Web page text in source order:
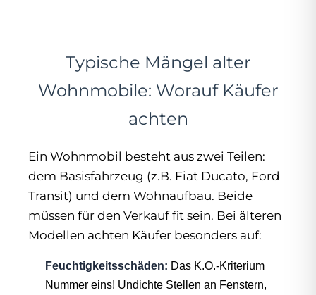
Typische Mängel alter
Wohnmobile: Worauf Käufer
achten
Ein Wohnmobil besteht aus zwei Teilen:
dem Basisfahrzeug (z.B. Fiat Ducato, Ford
Transit) und dem Wohnaufbau. Beide
müssen für den Verkauf fit sein. Bei älteren
Modellen achten Käufer besonders auf:
Feuchtigkeitsschäden: Das K.O.-Kriterium
Nummer eins! Undichte Stellen an Fenstern,